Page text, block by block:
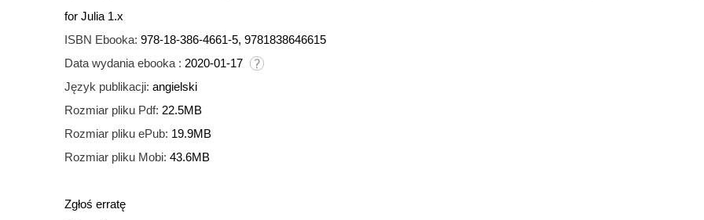
for Julia 1.x
ISBN Ebooka: 978-18-386-4661-5, 9781838646615
Data wydania ebooka : 2020-01-17
Język publikacji: angielski
Rozmiar pliku Pdf: 22.5MB
Rozmiar pliku ePub: 19.9MB
Rozmiar pliku Mobi: 43.6MB
Zgłoś erratę